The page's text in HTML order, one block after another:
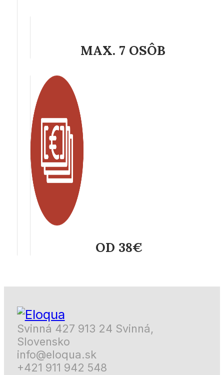
MAX. 7 OSÔB
OD 38€
Svinná 427 913 24 Svinná,
Slovensko
info@eloqua.sk
+421 911 942 548